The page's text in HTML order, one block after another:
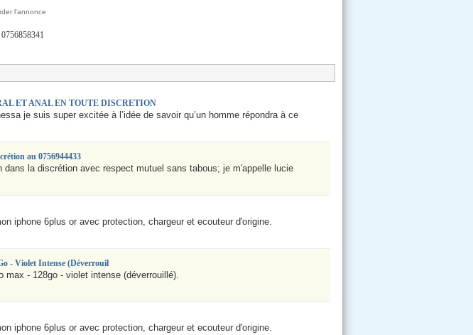
l'annonce
0756858341
ET ANAL EN TOUTE DISCRETION
je suis super excitée à l’idée de savoir qu’un homme répondra à ce
au 0756944433
dans la discrétion avec respect mutuel sans tabous; je m'appelle lucie
iphone 6plus or avec protection, chargeur et ecouteur d'origine.
- Violet Intense (Déverrouil
max - 128go - violet intense (déverrouillé).
iphone 6plus or avec protection, chargeur et ecouteur d'origine.